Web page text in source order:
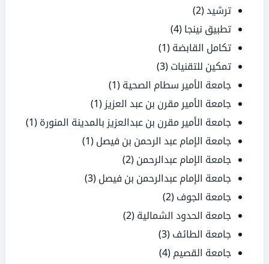
ترشيد(2)
تطبيق نينجا (4)
تكامل القابضة (1)
تمكين للتقنيات (3)
جامعة الأمير سطام الصحية (1)
جامعة الأمير مقرن بن عبد العزيز (1)
جامعة الأمير مقرن بن عبدالعزيز بالمدينة المنورة (1)
جامعة الإمام عبد الرحمن بن فيصل (1)
جامعة الإمام عبدالرحمن (2)
جامعة الإمام عبدالرحمن بن فيصل (3)
جامعة الجوف (2)
جامعة الحدود الشمالية (2)
جامعة الطائف (3)
جامعة القصيم (4)